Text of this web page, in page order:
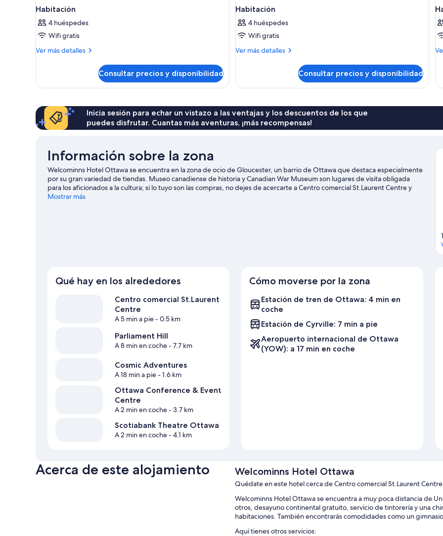
Habitación
4 huéspedes
Wifi gratis
Ver más detalles
Más
Consultar precios y disponibilidad
Habitación
4 huéspedes
Wifi gratis
Ver más detalles
Más
Consultar precios y disponibilidad
Inicia sesión para echar un vistazo a las ventajas y los descuentos de los que
puedes disfrutar. Cuantas más aventuras, ¡más recompensas!
Información sobre la zona
Welcominns Hotel Ottawa se encuentra en la zona de ocio de Gloucester, un barrio de Ottawa que destaca especialmente
por su gran variedad de tiendas. Museo canadiense de historia y Canadian War Museum son lugares de visita obligada
para los aficionados a la cultura; si lo tuyo son las compras, no dejes de acercarte a Centro comercial St.Laurent Centre y
Mercado Byward Market Square. También merece la pena acercarse a University of Ottawa y Rideau Canal. ¡Saca los palos
Mostrar más
Qué hay en los alrededores
Centro comercial St.Laurent
Centre
A 5 min a pie- 0.5 km
Parliament Hill
A 8 min en coche- 7.7 km
Cosmic Adventures
A 18 min a pie- 1.6 km
Ottawa Conference & Event
Centre
A 2 min en coche- 3.7 km
Scotiabank Theatre Ottawa
A 2 min en coche- 4.1 km
Cómo moverse por la zona
Estación de tren de Ottawa: 4 min en
coche
Estación de Cyrville: 7 min a pie
Aeropuerto internacional de Ottawa
(YOW): a 17 min en coche
Acerca de este alojamiento Welcominns Hotel Ottawa
Quédate en este hotel cerca de Centro comercial St.Laurent Centre
Welcominns Hotel Ottawa se encuentra a muy poca distancia de
otros, desayuno continental gratuito, servicio de tintorería y una
habitaciones. También encontrarás comodidades como un
Aquí tienes otros servicios: